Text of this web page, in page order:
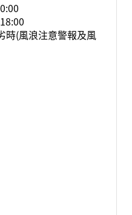
(風浪注意警報及風